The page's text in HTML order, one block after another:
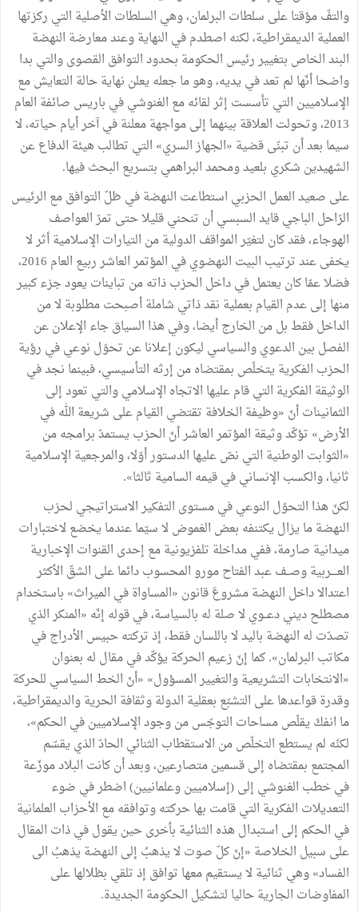
والتفّ مؤقتا على سلطات البرلمان، وهي السلطات الأصلية التي ركزتها
العملية الديمقراطية، لكنه اصطدم في النهاية وعند معارضة النهضة
البند الخاص بتغيير رئيس الحكومة بحدود التوافق القصوى والتي بدا
واضحا أنّها لم تعد في يديه، وهو ما جعله يعلن نهاية حالة التعايش مع
الإسلاميين التي تأسست إثر لقائه مع الغنوشي في باريس صائفة العام
2013، وتحولت العلاقة بينهما إلى مواجهة معلنة في آخر أيام حياته، لا
سيما بعد أن تبنّى قضية «الجهاز السري» التي تطالب هيئة الدفاع عن
الشهيدين شكري بلعيد ومحمد البراهمي بتسريع البحث فيها.
على صعيد العمل الحزبي استطاعت النهضة في ظلّ التوافق مع الرئيس
الرّاحل الباجي قايد السبسي أن تنحني قليلا حتى تمرّ العواصف
الهوجاء، فقد كان لتغيّر المواقف الدولية من التيارات الإسلامية أثر لا
يخفى عند ترتيب البيت النهضوي في المؤتمر العاشر ربيع العام 2016،
فضلا عمّا كان يعتمل في داخل الحزب ذاته من تباينات يعود جزء كبير
منها إلى عدم القيام بعملية نقد ذاتي شاملة أصبحت مطلوبة لا من
الداخل فقط بل من الخارج أيضا، وفي هذا السياق جاء الإعلان عن
الفصل بين الدعوي والسياسي ليكون إعلانا عن تحوّل نوعي في رؤية
الحزب الفكرية يتخلّص بمقتضاه من إرثه التأسيسي، فبينما نجد في
الوثيقة الفكرية التي قام عليها الاتجاه الإسلامي والتي تعود إلى
الثمانينات أنّ «وظيفة الخلافة تقتضي القيام على شريعة الله في
الأرض» تؤكّد وثيقة المؤتمر العاشر أنّ الحزب يستمدّ برامجه من
«الثوابت الوطنية التي نصّ عليها الدستور أوّلا، والمرجعية الإسلامية
ثانيا، والكسب الإنساني في قيمه السامية ثالثا».
لكنّ هذا التحوّل النوعي في مستوى التفكير الاستراتيجي لحزب
النهضة ما يزال يكتنفه بعض الغموض لا سيّما عندما يخضع لاختبارات
ميدانية صارمة، ففي مداخلة تلفزيونية مع إحدى القنوات الإخبارية
العــــربية وصــف عبد الفتاح مورو المحسوب دائما على الشقّ الأكثر
اعتدالا داخل النهضة مشروعَ قانون «المساواة في الميراث» باستخدام
مصطلح ديني دعــوي لا صلة له بالسياسة، في قوله إنّه «المنكر الذي
تصدّت له النهضة باليد لا باللسان فقط، إذ تركته حبيس الأدراج في
مكاتب البرلمان». كما إنّ زعيم الحركة يؤكّد في مقال له بعنوان
«الانتخابات التشريعية والتغيير المسؤول» «أنّ الخط السياسي للحركة
وقدرة قواعدها على التشبّع بعقلية الدولة وثقافة الحرية والديمقراطية،
ما انفكّ يقلّص مساحات التوجّس من وجود الإسلاميين في الحكم»،
لكنّه لم يستطع التخلّص من الاستقطاب الثنائي الحادّ الذي يقسّم
المجتمع بمقتضاه إلى قسمين متصارعين، وبعد أن كانت البلاد موزّعة
في خطب الغنوشي إلى (إسلاميين وعلمانيين) اضطر في ضوء
التعديلات الفكرية التي قامت بها حركته وتوافقه مع الأحزاب العلمانية
في الحكم إلى استبدال هذه الثنائية بأخرى حين يقول في ذات المقال
على سبيل الخلاصة «إنّ كلّ صوت لا يذهبُ إلى النهضة يذهبُ الى
الفساد» وهي ثنائية لا يستقيم معها توافق إذ تلقي بظلالها على
المفاوضات الجارية حاليا لتشكيل الحكومة الجديدة.